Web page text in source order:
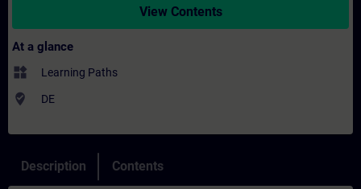
View Contents
At a glance
widgets Learning Paths
where_to_vote DE
Description Contents